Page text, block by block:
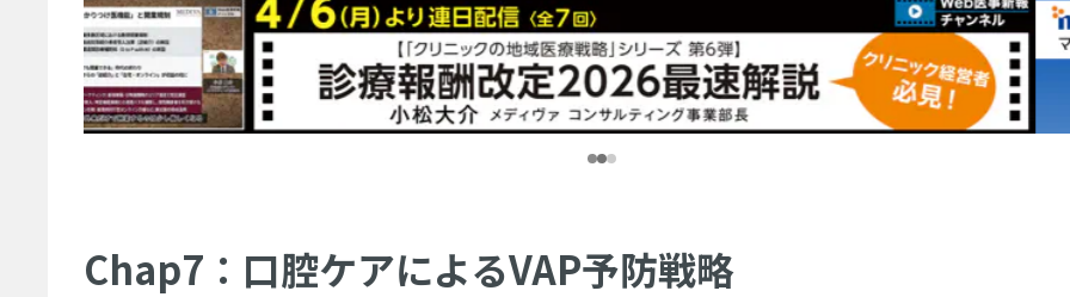
Chap7：口腔ケアによるVAP予防戦略